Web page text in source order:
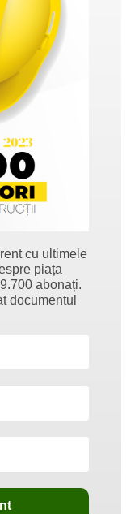
cu ultimele
piața
abonați.
documentul